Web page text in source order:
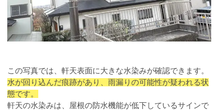
この写真では、軒天表面に大きな水染みが確認できます。
水が回り込んだ痕跡があり、雨漏りの可能性が疑われる状
態です。
軒天の水染みは、屋根の防水機能が低下しているサインで